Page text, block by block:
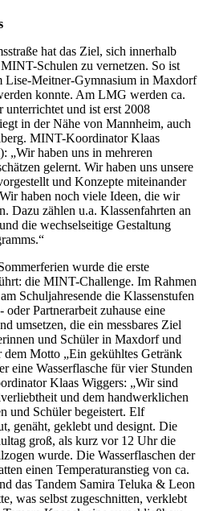
hat das Ziel, sich innerhalb
Schulen zu vernetzen. So ist
Lise-Meitner-Gymnasium in Maxdorf
konnte. Am LMG werden ca.
unterrichtet und ist erst 2008
in der Nähe von Mannheim, auch
MINT-Koordinator Klaas
„Wir haben uns in mehreren
gelernt. Wir haben uns unsere
und Konzepte miteinander
haben noch viele Ideen, die wir
Dazu zählen u.a. Klassenfahrten an
die wechselseitige Gestaltung
wurde die erste
die MINT-Challenge. Im Rahmen
Schuljahresende die Klassenstufen
Partnerarbeit zuhause eine
umsetzen, die ein messbares Ziel
und Schüler in Maxdorf und
dem Motto „Ein gekühltes Getränk
eine Wasserflasche für vier Stunden
Klaas Wiggers: „Wir sind
und dem handwerklichen
und Schüler begeistert. Elf
genäht, geklebt und designt. Die
groß, als kurz vor 12 Uhr die
wurde. Die Wasserflaschen der
einen Temperaturanstieg von ca.
das Tandem Samira Teluka & Leon
was selbst zugeschnitten, verklebt